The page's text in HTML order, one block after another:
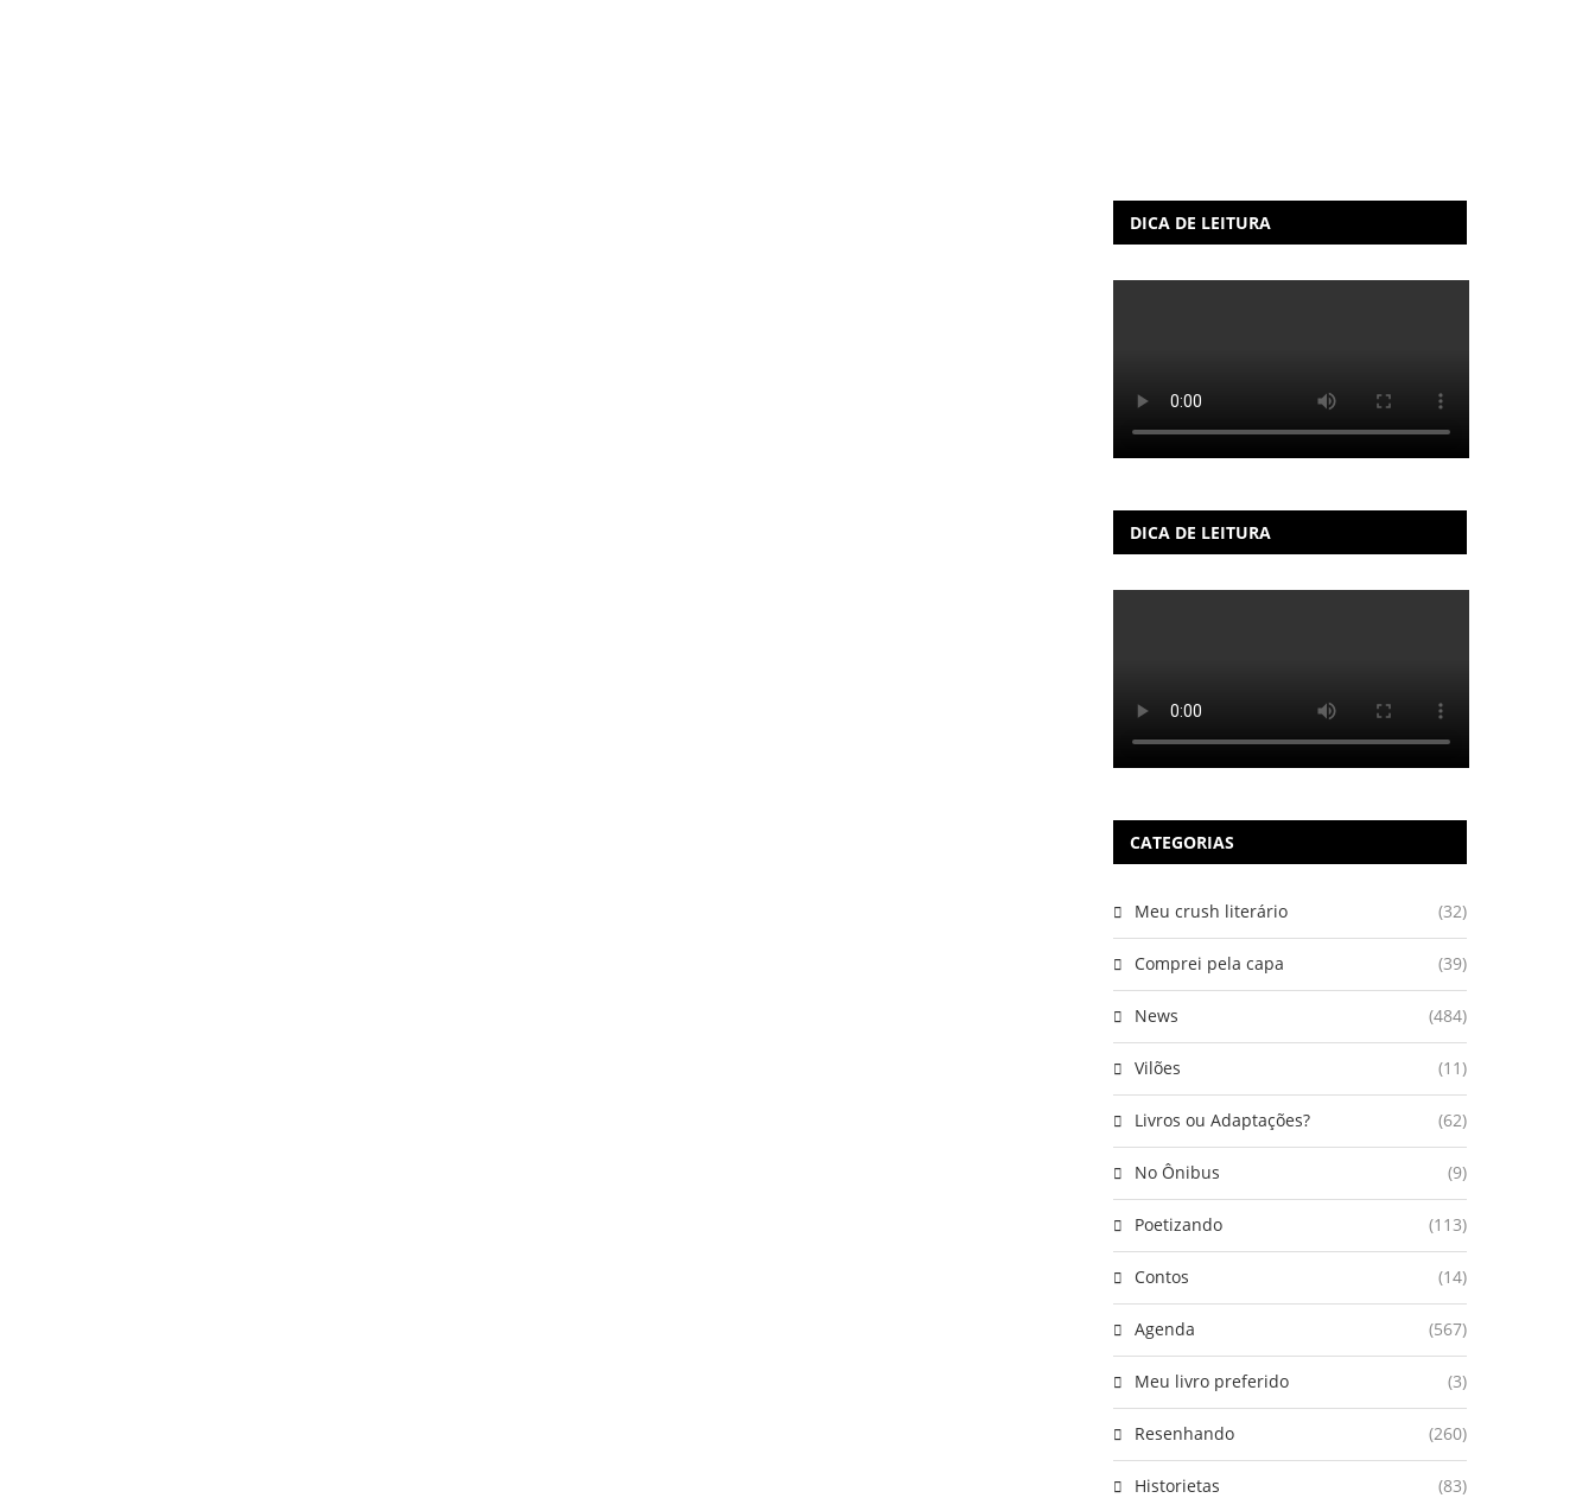
DICA DE LEITURA
DICA DE LEITURA
CATEGORIAS
Meu crush literário (32)
Comprei pela capa (39)
News (484)
Vilões (11)
Livros ou Adaptações? (62)
No Ônibus (9)
Poetizando (113)
Contos (14)
Agenda (567)
Meu livro preferido (3)
Resenhando (260)
Historietas (83)